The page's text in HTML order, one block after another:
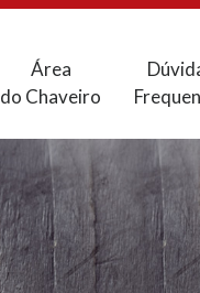
Área
do Chaveiro